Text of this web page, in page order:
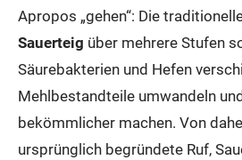
Apropos „gehen“: Die
Sauerteig über mehrere Stufen
Säurebakterien und Hefen
Mehlbestandteile umwandeln
bekömmlicher machen. Von
ursprünglich begründete Ruf,